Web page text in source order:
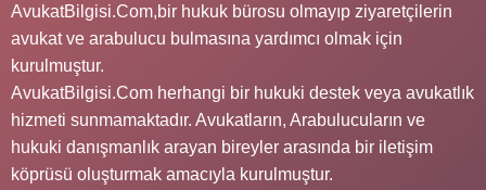
AvukatBilgisi.Com,bir hukuk bürosu olmayıp ziyaretçilerin
avukat ve arabulucu bulmasına yardımcı olmak için
kurulmuştur.
AvukatBilgisi.Com herhangi bir hukuki destek veya avukatlık
hizmeti sunmamaktadır. Avukatların, Arabulucuların ve
hukuki danışmanlık arayan bireyler arasında bir iletişim
köprüsü oluşturmak amacıyla kurulmuştur.